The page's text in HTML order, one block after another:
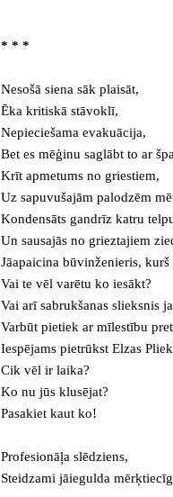
* * *
Nesošā siena sāk plaisāt,
Ēka kritiskā stāvoklī,
Nepieciešama evakuācija,
Bet es mēģinu saglābt to ar
Krīt apmetums no griestiem,
Uz sapuvušajām palodzēm
Kondensāts gandrīz katru
Un sausajās no grieztajiem
Jāapaicina būvinženieris,
Vai te vēl varētu ko iesākt?
Vai arī sabrukšanas slieksnis
Varbūt pietiek ar mīlestību
Iespējams pietrūkst Elzas
Cik vēl ir laika?
Ko nu jūs klusējat?
Pasakiet kaut ko!
Profesionāļa slēdziens,
Steidzami jāiegulda